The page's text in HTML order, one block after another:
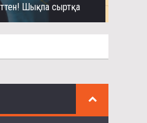
Шықпа сыртқа